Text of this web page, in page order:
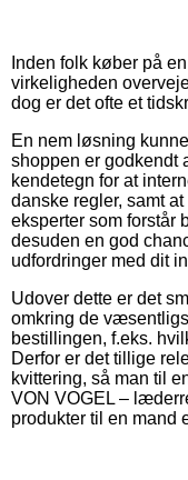
Inden folk køber på
virkeligheden
dog er det ofte et
En nem løsning
shoppen er godkendt
kendetegn for at
danske regler, samt
eksperter som forstår
desuden en god
udfordringer med dit
Udover dette er det
omkring de
bestillingen, f.eks.
Derfor er det tillige
kvittering, så man til
VON VOGEL –
produkter til en mand